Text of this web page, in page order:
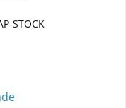
STOCK